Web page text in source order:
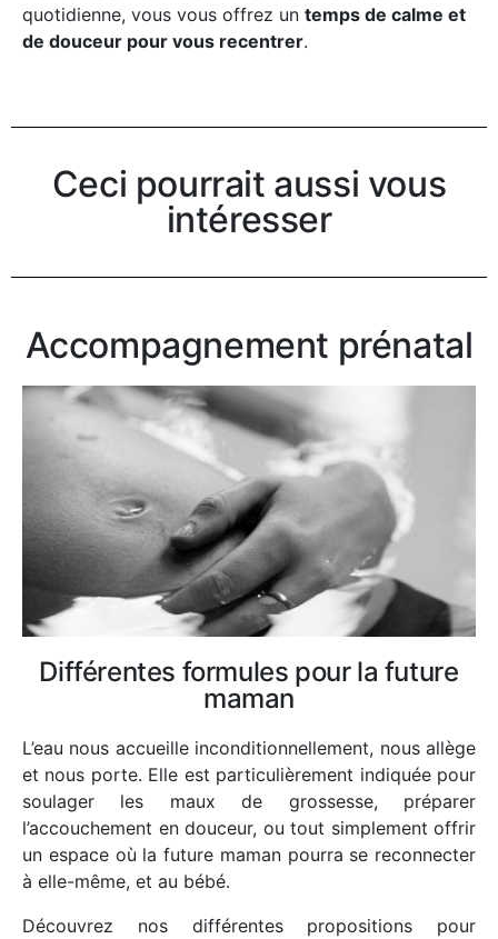
quotidienne, vous vous offrez un temps de calme et
de douceur pour vous recentrer.
Ceci pourrait aussi vous
intéresser
Accompagnement prénatal
Différentes formules pour la future
maman
L’eau nous accueille inconditionnellement, nous allège
et nous porte. Elle est particulièrement indiquée pour
soulager les maux de grossesse, préparer
l’accouchement en douceur, ou tout simplement offrir
un espace où la future maman pourra se reconnecter
à elle-même, et au bébé.
Découvrez nos différentes propositions pour